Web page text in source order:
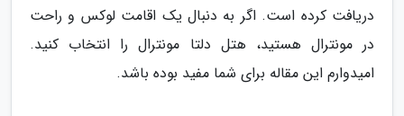
دریافت کرده است. اگر به دنبال یک اقامت لوکس و راحت
در مونترال هستید، هتل دلتا مونترال را انتخاب کنید.
امیدوارم این مقاله برای شما مفید بوده باشد.